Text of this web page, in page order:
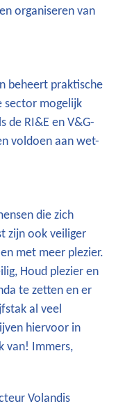
organiseren van
beheert praktische
sector mogelijk
de RI&E en V&G-
voldoen aan wet-
die zich
zijn ook veiliger
met meer plezier.
Houd plezier en
te zetten en er
al veel
hiervoor in
van! Immers,
Volandis